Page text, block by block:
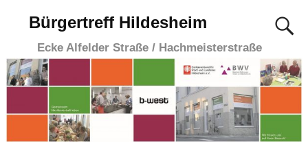
Bürgertreff Hildesheim
Ecke Alfelder Straße / Hachmeisterstraße